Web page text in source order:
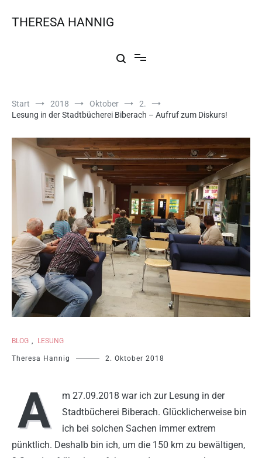
THERESA HANNIG
Start 2018 Oktober
2.
Lesung in der Stadtbücherei Biberach – Aufruf zum Diskurs!
BLOG , LESUNG
Theresa Hannig 2. Oktober 2018
A
m 27.09.2018 war ich zur Lesung in der
Stadtbücherei Biberach. Glücklicherweise bin
ich bei solchen Sachen immer extrem
pünktlich. Deshalb bin ich, um die 150 km zu bewältigen,